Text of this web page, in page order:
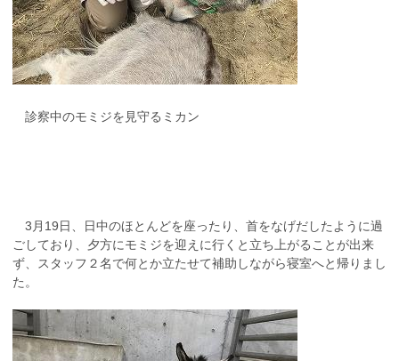
診察中のモミジを見守るミカン
3月19日、日中のほとんどを座ったり、首をなげだしたように過
ごしており、夕方にモミジを迎えに行くと立ち上がることが出来
ず、スタッフ２名で何とか立たせて補助しながら寝室へと帰りまし
た。